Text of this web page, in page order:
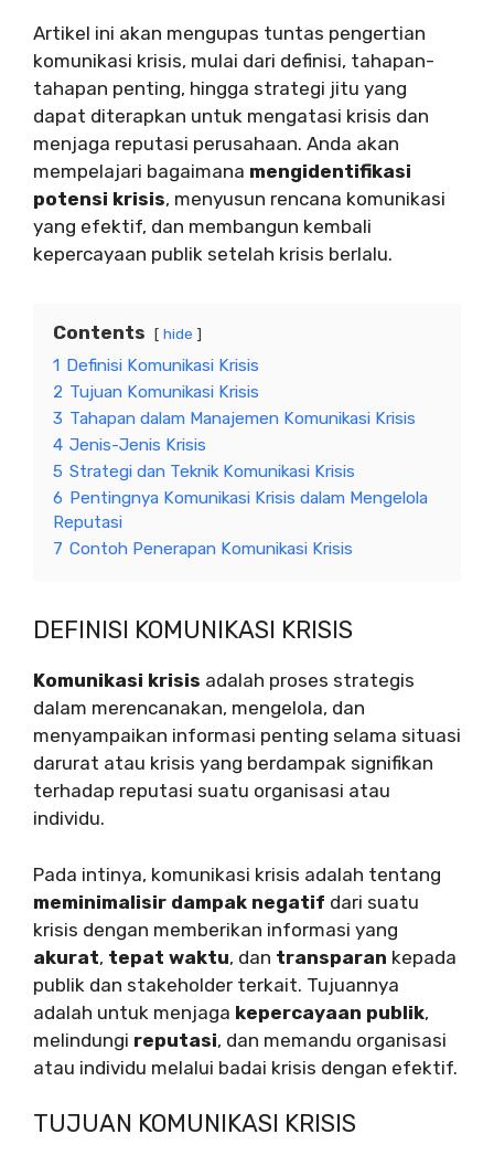
Artikel ini akan mengupas tuntas pengertian
komunikasi krisis, mulai dari definisi, tahapan-
tahapan penting, hingga strategi jitu yang
dapat diterapkan untuk mengatasi krisis dan
menjaga reputasi perusahaan. Anda akan
mempelajari bagaimana mengidentifikasi
potensi krisis, menyusun rencana komunikasi
yang efektif, dan membangun kembali
kepercayaan publik setelah krisis berlalu.
Contents hide
1 Definisi Komunikasi Krisis
2 Tujuan Komunikasi Krisis
3 Tahapan dalam Manajemen Komunikasi Krisis
4 Jenis-Jenis Krisis
5 Strategi dan Teknik Komunikasi Krisis
6 Pentingnya Komunikasi Krisis dalam Mengelola
Reputasi
7 Contoh Penerapan Komunikasi Krisis
DEFINISI KOMUNIKASI KRISIS
Komunikasi krisis adalah proses strategis
dalam merencanakan, mengelola, dan
menyampaikan informasi penting selama situasi
darurat atau krisis yang berdampak signifikan
terhadap reputasi suatu organisasi atau
individu.
Pada intinya, komunikasi krisis adalah tentang
meminimalisir dampak negatif dari suatu
krisis dengan memberikan informasi yang
akurat, tepat waktu, dan transparan kepada
publik dan stakeholder terkait. Tujuannya
adalah untuk menjaga kepercayaan publik,
melindungi reputasi, dan memandu organisasi
atau individu melalui badai krisis dengan efektif.
TUJUAN KOMUNIKASI KRISIS